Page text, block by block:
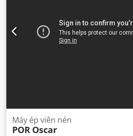
Máy ép viên nén
POR Oscar